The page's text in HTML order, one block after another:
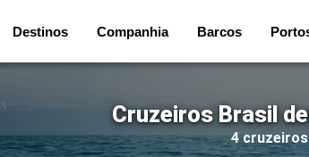
Destinos Companhia Barcos
Cruzeiros Brasil
4